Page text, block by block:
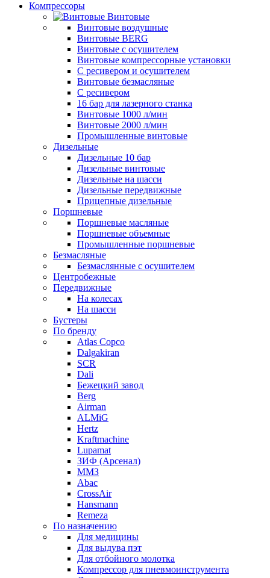
Компрессоры
Винтовые
Винтовые воздушные
Винтовые BERG
Винтовые с осушителем
Винтовые компрессорные установки
C ресивером и осушителем
Винтовые безмасляные
C ресивером
16 бар для лазерного станка
Винтовые 1000 л/мин
Винтовые 2000 л/мин
Промышленные винтовые
Дизельные
Дизельные 10 бар
Дизельные винтовые
Дизельные на шасси
Дизельные передвижные
Прицепные дизельные
Поршневые
Поршневые масляные
Поршневые объемные
Промышленные поршневые
Безмасляные
Безмаслянные с осушителем
Центробежные
Передвижные
На колесах
На шасси
Бустеры
По бренду
Atlas Copco
Dalgakiran
SCR
Dali
Бежецкий завод
Berg
Airman
ALMiG
Hertz
Kraftmachine
Lupamat
ЗИФ (Арсенал)
ММЗ
Abac
CrossAir
Hansmann
Remeza
По назначению
Для медицины
Для выдува пэт
Для отбойного молотка
Компрессор для пневмоинструмента